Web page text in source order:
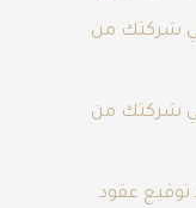
شركتك من
شركتك من
توقيع عقود